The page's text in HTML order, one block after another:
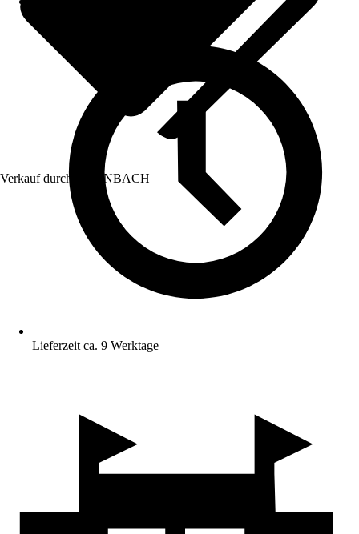
Verkauf durch: HORNBACH
Lieferzeit ca. 9 Werktage